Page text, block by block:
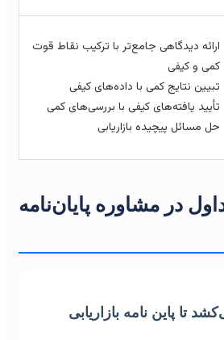
دیدگاهی جامع‌تر با ترکیب نقاط قوت
و کیفی
نتایج کمی با داده‌های کیفی
یافته‌های کیفی با بررسی‌های کمی
پیچیده بازاریابی
مشاوره پایان‌نامه
پاین نامه بازاریابی